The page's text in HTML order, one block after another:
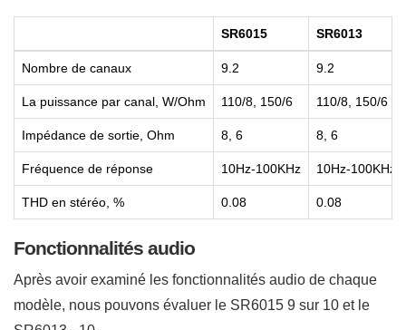
SR6015 SR6013
Nombre de canaux 9.2 9.2
La puissance par canal, W/Ohm 110/8, 150/6 110/8, 150/6
Impédance de sortie, Ohm 8, 6 8, 6
Fréquence de réponse 10Hz-100KHz 10Hz-100KHz
THD en stéréo, % 0.08 0.08
Fonctionnalités audio
Après avoir examiné les fonctionnalités audio de chaque
modèle, nous pouvons évaluer le SR6015 9 sur 10 et le